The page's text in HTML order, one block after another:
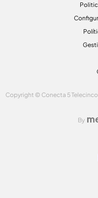
Copyright © Conecta 5
By